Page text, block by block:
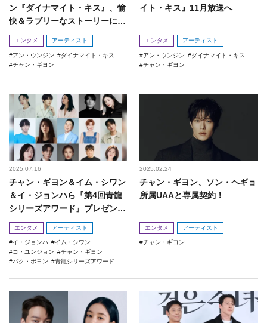
ン『ダイナマイト・キス』、愉
快＆ラブリーなストーリーに期
待！
エンタメ アーティスト
アン・ウンジン
ダイナマイト・キス
チャン・ギヨン
イト・キス』11月放送へ
エンタメ アーティスト
アン・ウンジン
ダイナマイト・キス
チャン・ギヨン
2025.07.16
チャン・ギヨン＆イム・シワン
＆イ・ジョンハら『第4回青龍
シリーズアワード』プレゼンタ
ーに！
エンタメ アーティスト
イ・ジョンハ
イム・シワン
コ・ユンジョン
チャン・ギヨン
パク・ボヨン
青龍シリーズアワード
2025.02.24
チャン・ギヨン、ソン・ヘギョ
所属UAAと専属契約！
エンタメ アーティスト
チャン・ギヨン